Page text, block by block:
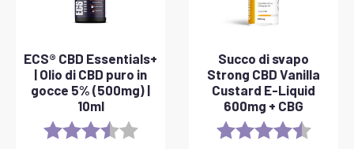
ECS® CBD Essentials+
| Olio di CBD puro in
gocce 5% (500mg) |
10ml
Rating: 3.8 out of 5 stars
Succo di svapo
Strong CBD Vanilla
Custard E-Liquid
600mg + CBG
Rating: 4.6 out